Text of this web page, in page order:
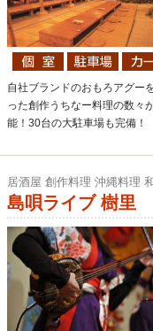
自社ブランドのおもろアグー
った創作うちなー料理の数々
能！30台の大駐車場も完備！
居酒屋 創作料理 沖縄料理
島唄ライブ 樹里